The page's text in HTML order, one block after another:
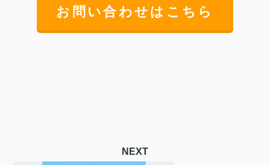
お問い合わせはこちら
NEXT